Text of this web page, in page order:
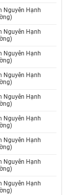
Nguyên Hạnh
Nguyên Hạnh
Nguyên Hạnh
Nguyên Hạnh
Nguyên Hạnh
Nguyên Hạnh
Nguyên Hạnh
Nguyên Hạnh
Nguyên Hạnh